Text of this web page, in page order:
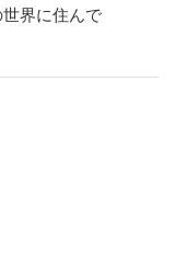
界に住んで